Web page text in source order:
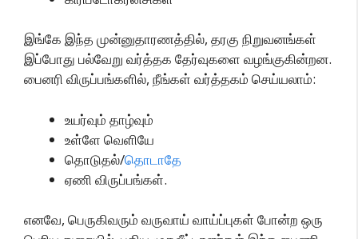
இங்கே இந்த முன்னுதாரணத்தில், தரகு நிறுவனங்கள்
இப்போது பல்வேறு வர்த்தக தேர்வுகளை வழங்குகின்றன.
பைனரி விருப்பங்களில், நீங்கள் வர்த்தகம் செய்யலாம்:
உயர்வும் தாழ்வும்
உள்ளே வெளியே
தொடுதல்/தொடாதே
ஏணி விருப்பங்கள்.
எனவே, பெருகிவரும் வருவாய் வாய்ப்புகள் போன்ற ஒரு